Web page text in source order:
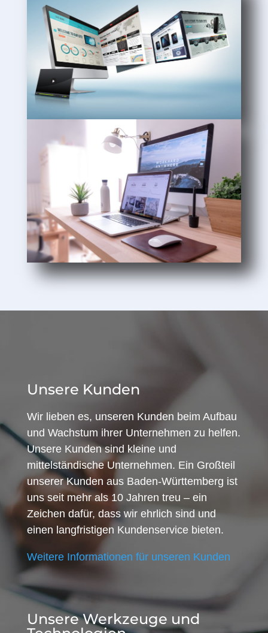
Unsere Kunden
Wir lieben es, unseren Kunden beim Aufbau
und Wachstum ihrer Unternehmen zu helfen.
Unsere Kunden sind kleine und
mittelständische Unternehmen. Ein Großteil
unserer Kunden aus Baden-Württemberg ist
uns seit mehr als 10 Jahren treu – ein
Zeichen dafür, dass wir ehrlich sind und
einen langfristigen Kundenservice bieten.
Weitere Informationen für unseren Kunden
Unsere Werkzeuge und